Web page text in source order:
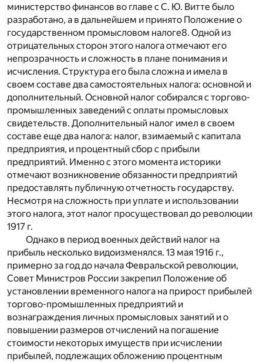
министерство финансов во главе с С. Ю. Витте было
разработано, а в дальнейшем и принято Положение о
государственном промысловом налоге8. Одной из
отрицательных сторон этого налога отмечают его
непрозрачность и сложность в плане понимания и
исчисления. Структура его была сложна и имела в
своем составе два самостоятельных налога: основной и
дополнительный. Основной налог собирался с торгово-
промышленных заведений с оплаты промысловых
свидетельств. Дополнительный налог имел в своем
составе еще два налога: налог, взимаемый с капитала
предприятия, и процентный сбор с прибыли
предприятий. Именно с этого момента историки
отмечают возникновение обязанности предприятий
предоставлять публичную отчетность государству.
Несмотря на сложность при уплате и использовании
этого налога, этот налог просуществовал до революции
1917 г.
Однако в период военных действий налог на
прибыль несколько видоизменялся. 13 мая 1916 г.,
примерно за год до начала Февральской революции,
Совет Министров России закрепил Положение об
установлении временного налога на прирост прибылей
торгово-промышленных предприятий и
вознаграждения личных промысловых занятий и о
повышении размеров отчислений на погашение
стоимости некоторых имуществ при исчислении
прибылей, подлежащих обложению процентным